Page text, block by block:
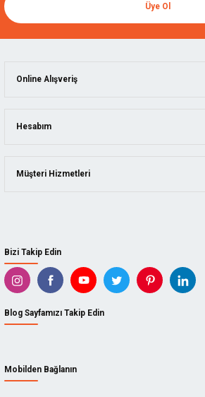
Üye Ol
Bizi Takip Edin
Blog Sayfamızı Takip Edin
Mobilden Bağlanın
Online Alışveriş
Hesabım
Müşteri Hizmetleri